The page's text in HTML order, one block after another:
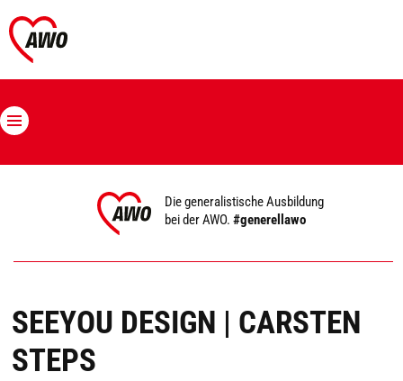
Die generalistische Ausbildung
bei der AWO.#generellawo
SEEYOU DESIGN | CARSTEN
STEPS